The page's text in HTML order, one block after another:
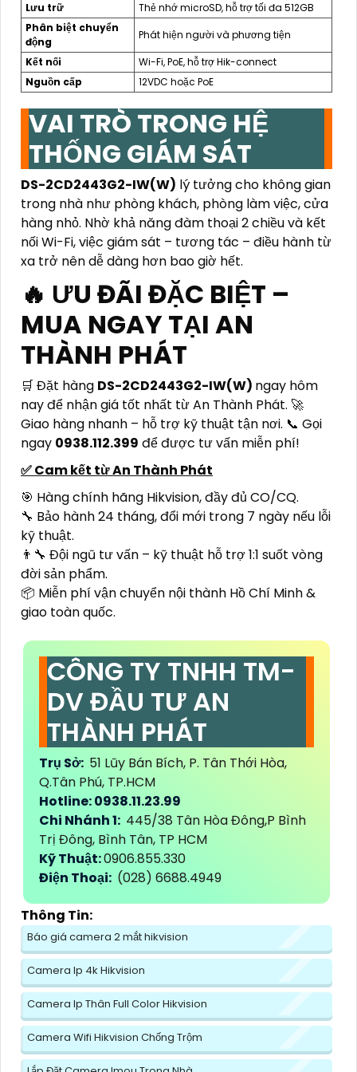
Lưu trữ
Thẻ nhớ microSD, hỗ trợ tối đa 512GB
Phân biệt chuyển
động
Phát hiện người và phương tiện
Kết nối
Wi-Fi, PoE, hỗ trợ Hik-connect
Nguồn cấp
12VDC hoặc PoE
VAI TRÒ TRONG HỆ
THỐNG GIÁM SÁT
DS-2CD2443G2-IW(W) lý tưởng cho không gian
trong nhà như phòng khách, phòng làm việc, cửa
hàng nhỏ. Nhờ khả năng đàm thoại 2 chiều và kết
nối Wi-Fi, việc giám sát – tương tác – điều hành từ
xa trở nên dễ dàng hơn bao giờ hết.
🔥 ƯU ĐÃI ĐẶC BIỆT –
MUA NGAY TẠI AN
THÀNH PHÁT
🛒 Đặt hàng DS-2CD2443G2-IW(W) ngay hôm
nay để nhận giá tốt nhất từ An Thành Phát. 🚀
Giao hàng nhanh – hỗ trợ kỹ thuật tận nơi. 📞 Gọi
ngay 0938.112.399 để được tư vấn miễn phí!
✅ Cam kết từ An Thành Phát
🎯 Hàng chính hãng Hikvision, đầy đủ CO/CQ.
🔧 Bảo hành 24 tháng, đổi mới trong 7 ngày nếu lỗi
kỹ thuật.
👨‍🔧 Đội ngũ tư vấn – kỹ thuật hỗ trợ 1:1 suốt vòng
đời sản phẩm.
📦 Miễn phí vận chuyển nội thành Hồ Chí Minh &
giao toàn quốc.
CÔNG TY TNHH TM-
DV ĐẦU TƯ AN
THÀNH PHÁT
Trụ Sở: 51 Lũy Bán Bích, P. Tân Thới Hòa,
Q.Tân Phú, TP.HCM
Hotline: 0938.11.23.99
Chi Nhánh 1: 445/38 Tân Hòa Đông,P Bình
Trị Đông, Bình Tân, TP HCM
Kỹ Thuật:0906.855.330
Điện Thoại: (028) 6688.4949
Thông Tin:
Báo giá camera 2 mắt hikvision
Camera Ip 4k Hikvision
Camera Ip Thân Full Color Hikvision
Camera Wifi Hikvision Chống Trộm